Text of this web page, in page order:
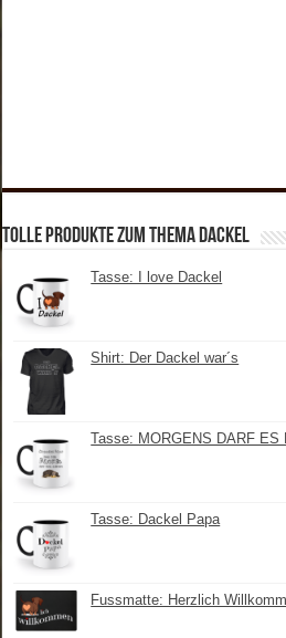
tolle Produkte zum Thema Dackel
Tasse: I love Dackel
Shirt: Der Dackel war´s
Tasse: MORGENS DARF ES
Tasse: Dackel Papa
Fussmatte: Herzlich